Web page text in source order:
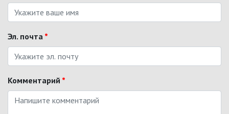
Эл. почта *
Комментарий *